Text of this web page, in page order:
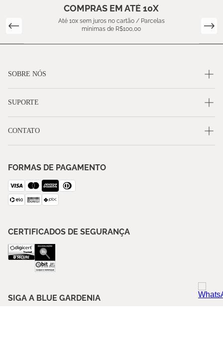
COMPRAS EM ATÉ 10X
Até 10x sem juros no cartão / Parcelas
mínimas de R$100,00
SOBRE NÓS
SUPORTE
CONTATO
FORMAS DE PAGAMENTO
CERTIFICADOS DE SEGURANÇA
SIGA A BLUE GARDENIA